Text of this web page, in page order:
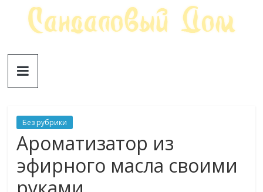
Сандаловый
Без рубрики
Ароматизатор из
эфирного масла своими